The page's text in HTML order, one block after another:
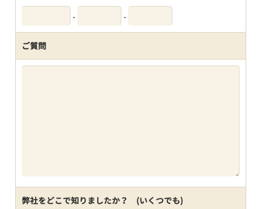
- -
ご質問
弊社をどこで知りましたか？ (いくつでも)